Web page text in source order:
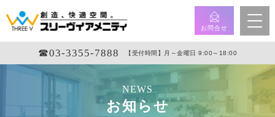
お問合せ
☎︎03-3355-7888 【受付時間】月～金曜日 9:00～18:00
NEWS
お知らせ